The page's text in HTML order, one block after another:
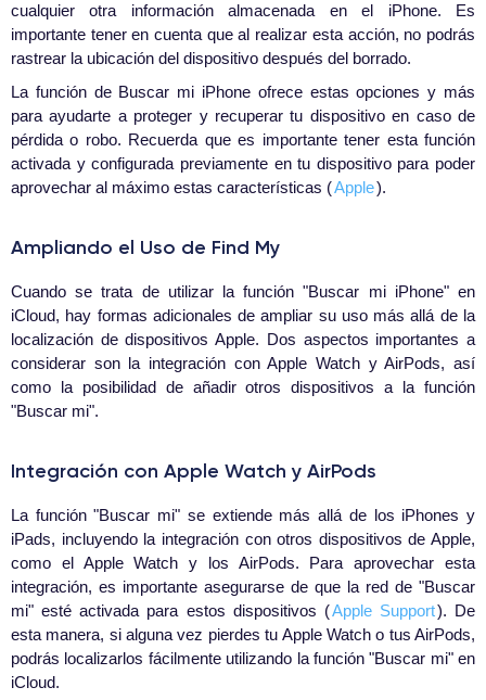
cualquier otra información almacenada en el iPhone. Es
importante tener en cuenta que al realizar esta acción, no podrás
rastrear la ubicación del dispositivo después del borrado.
La función de Buscar mi iPhone ofrece estas opciones y más
para ayudarte a proteger y recuperar tu dispositivo en caso de
pérdida o robo. Recuerda que es importante tener esta función
activada y configurada previamente en tu dispositivo para poder
aprovechar al máximo estas características (Apple).
Ampliando el Uso de Find My
Cuando se trata de utilizar la función "Buscar mi iPhone" en
iCloud, hay formas adicionales de ampliar su uso más allá de la
localización de dispositivos Apple. Dos aspectos importantes a
considerar son la integración con Apple Watch y AirPods, así
como la posibilidad de añadir otros dispositivos a la función
"Buscar mi".
Integración con Apple Watch y AirPods
La función "Buscar mi" se extiende más allá de los iPhones y
iPads, incluyendo la integración con otros dispositivos de Apple,
como el Apple Watch y los AirPods. Para aprovechar esta
integración, es importante asegurarse de que la red de "Buscar
mi" esté activada para estos dispositivos (Apple Support). De
esta manera, si alguna vez pierdes tu Apple Watch o tus AirPods,
podrás localizarlos fácilmente utilizando la función "Buscar mi" en
iCloud.